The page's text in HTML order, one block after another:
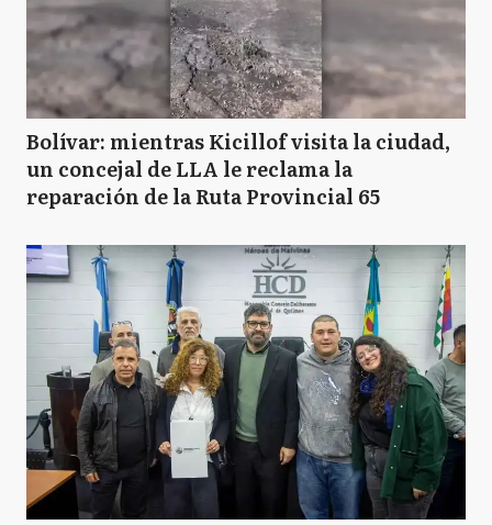
Bolívar: mientras Kicillof visita la ciudad,
un concejal de LLA le reclama la
reparación de la Ruta Provincial 65